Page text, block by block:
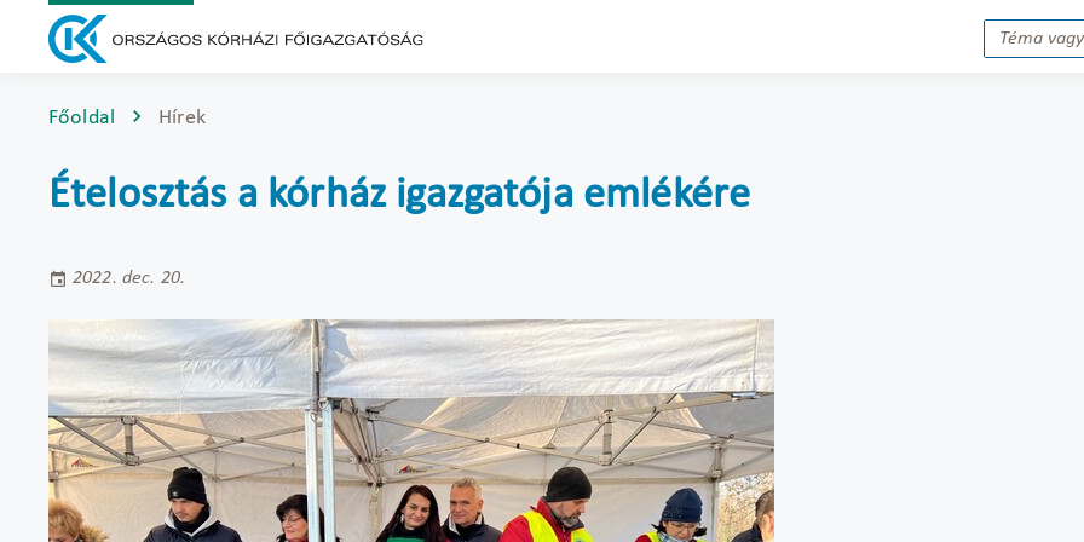
Főoldal Hírek
Ételosztás a kórház igazgatója emlékére
2022. dec. 20.